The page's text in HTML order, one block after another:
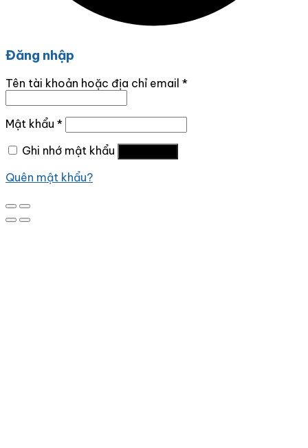
Đăng nhập
Tên tài khoản hoặc địa chỉ email *
Mật khẩu *
Ghi nhớ mật khẩu
Quên mật khẩu?